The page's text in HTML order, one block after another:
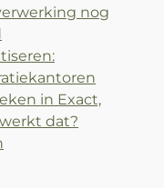
nog
in Exact,
werkt dat?